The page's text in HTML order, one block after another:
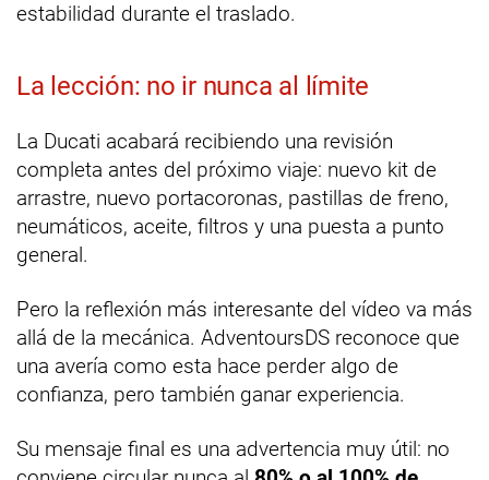
estabilidad durante el traslado.
La lección: no ir nunca al límite
La Ducati acabará recibiendo una revisión
completa antes del próximo viaje: nuevo kit de
arrastre, nuevo portacoronas, pastillas de freno,
neumáticos, aceite, filtros y una puesta a punto
general.
Pero la reflexión más interesante del vídeo va más
allá de la mecánica. AdventoursDS reconoce que
una avería como esta hace perder algo de
confianza, pero también ganar experiencia.
Su mensaje final es una advertencia muy útil: no